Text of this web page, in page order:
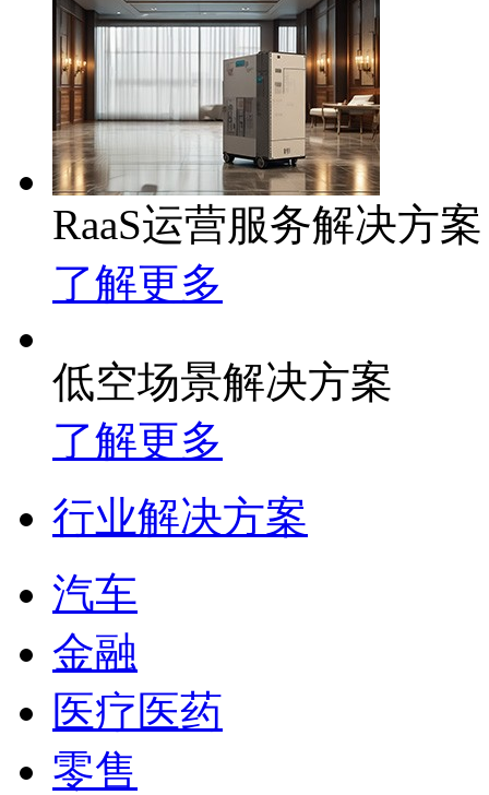
RaaS运营服务解决方案
了解更多
低空场景解决方案
了解更多
行业解决方案
汽车
金融
医疗医药
零售